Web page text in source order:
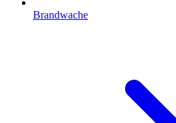
Brandwache